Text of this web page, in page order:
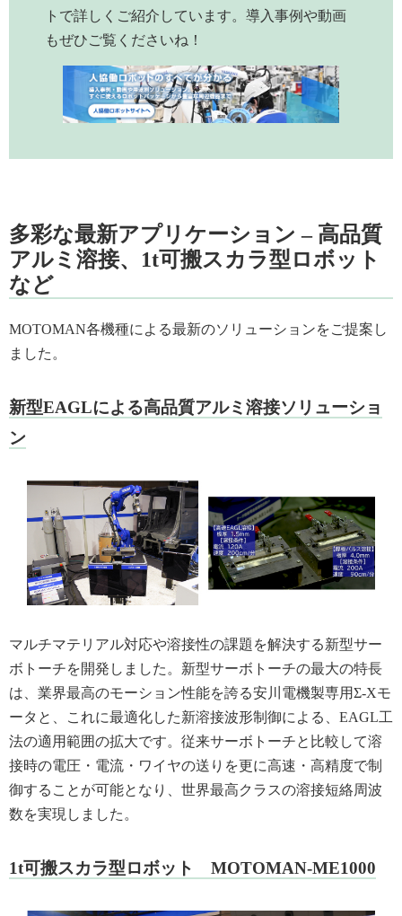
トで詳しくご紹介しています。導入事例や動画
もぜひご覧くださいね！
多彩な最新アプリケーション – 高品質
アルミ溶接、1t可搬スカラ型ロボット
など
MOTOMAN各機種による最新のソリューションをご提案し
ました。
新型EAGLによる高品質アルミ溶接ソリューショ
ン
マルチマテリアル対応や溶接性の課題を解決する新型サー
ボトーチを開発しました。新型サーボトーチの最大の特長
は、業界最高のモーション性能を誇る安川電機製専用Σ-Xモ
ータと、これに最適化した新溶接波形制御による、EAGL工
法の適用範囲の拡大です。従来サーボトーチと比較して溶
接時の電圧・電流・ワイヤの送りを更に高速・高精度で制
御することが可能となり、世界最高クラスの溶接短絡周波
数を実現しました。
1t可搬スカラ型ロボット MOTOMAN-ME1000